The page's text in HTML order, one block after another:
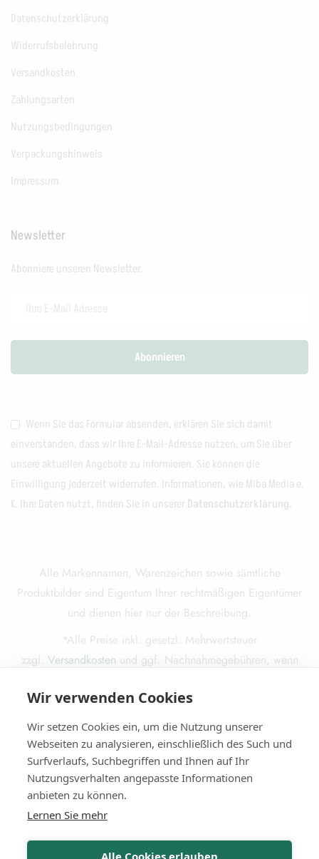
Datenschutzerklärung
Widerrufsbelehrung
Versandkosten
Zahlungsarten
Nutzungsbedingungen
Verpackungshinweis
Impressum
Newsletter
Abonniere unseren Newsletter.
Wenn Sie das Formular absenden, erklären Sie sich damit
einverstanden, dass wir Ihre E-Mail-Adresse nutzen, um Sie über
unsere aktuellen Angebote zu informieren. Sie können die
Einwilligung jederzeit widerrufen. Informationen, wie Miba Media e.
K. Ihre Daten nutzt, finden Sie in unsererDatenschutzerklärung.
Alle Markennamen, Warenzeichen sowie sämtliche
Produktbilder sind Eigentum Ihrer rechtmäßigen Eigentümer
und dienen hier nur der Beschreibung.
*Alle Preise inkl. gesetzl. Mehrwertsteuer
zzgl. Versandkosten und ggf. Nachnahmegebühren, wenn
Die durchgestrichenen Preise entsprechen dem ursprünglichen
Preis.
© 2025Miba Media e. K.. Alle Rechte vorbehalten.
Wir verwenden Cookies
Wir setzen Cookies ein, um die Nutzung unserer
Webseiten zu analysieren, einschließlich des Such und
Surfverlaufs, Suchbegriffen und Ihnen auf Ihr
Nutzungsverhalten angepasste Informationen
anbieten zu können.
Lernen Sie mehr
Alle Cookies erlauben